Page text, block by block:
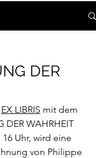
DER
EX LIBRIS mit dem
DER WAHRHEIT
Uhr, wird eine
von Philippe